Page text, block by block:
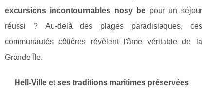
excursions incontournables nosy be pour un séjour
réussi ? Au-delà des plages paradisiaques, ces
communautés côtières révèlent l'âme véritable de la
Grande Île.
Hell-Ville et ses traditions maritimes préservées